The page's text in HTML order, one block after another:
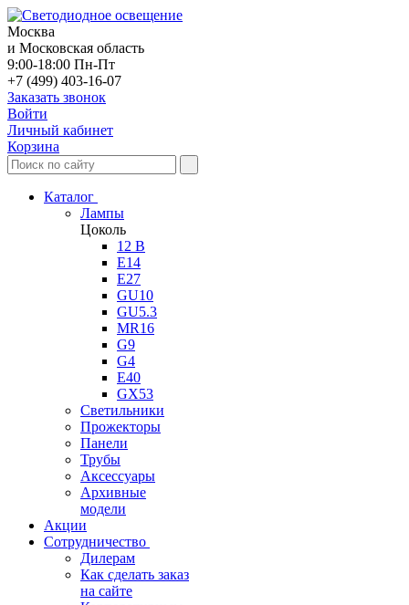
Москва
и Московская область
9:00-18:00 Пн-Пт
+7 (499) 403-16-07
Заказать звонок
Войти
Личный кабинет
Корзина
Каталог
Лампы
Цоколь
12 В
E14
E27
GU10
GU5.3
MR16
G9
G4
E40
GX53
Светильники
Прожекторы
Панели
Трубы
Аксессуары
Архивные
модели
Акции
Сотрудничество
Дилерам
Как сделать заказ
на сайте